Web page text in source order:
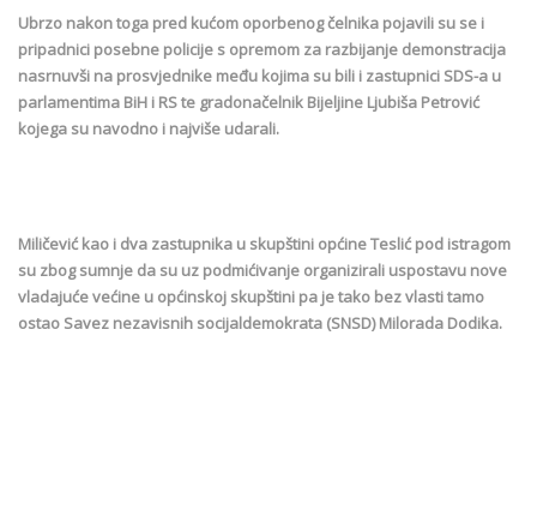
Ubrzo nakon toga pred kućom oporbenog čelnika pojavili su se i
pripadnici posebne policije s opremom za razbijanje demonstracija
nasrnuvši na prosvjednike među kojima su bili i zastupnici SDS-a u
parlamentima BiH i RS te gradonačelnik Bijeljine Ljubiša Petrović
kojega su navodno i najviše udarali.
Miličević kao i dva zastupnika u skupštini općine Teslić pod istragom
su zbog sumnje da su uz podmićivanje organizirali uspostavu nove
vladajuće većine u općinskoj skupštini pa je tako bez vlasti tamo
ostao Savez nezavisnih socijaldemokrata (SNSD) Milorada Dodika.